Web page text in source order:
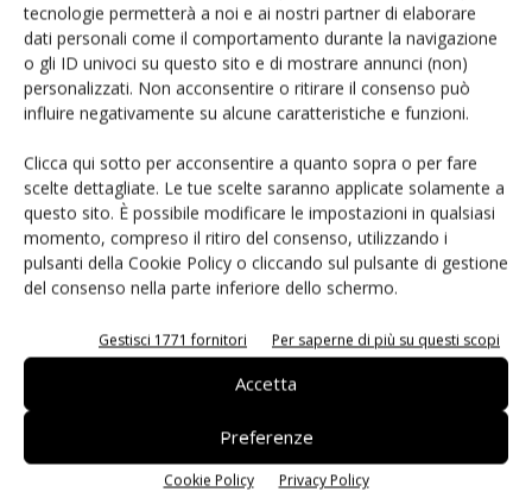
tecnologie permetterà a noi e ai nostri partner di elaborare
dati personali come il comportamento durante la navigazione
o gli ID univoci su questo sito e di mostrare annunci (non)
personalizzati. Non acconsentire o ritirare il consenso può
influire negativamente su alcune caratteristiche e funzioni.
Clicca qui sotto per acconsentire a quanto sopra o per fare
scelte dettagliate. Le tue scelte saranno applicate solamente a
questo sito. È possibile modificare le impostazioni in qualsiasi
momento, compreso il ritiro del consenso, utilizzando i
pulsanti della Cookie Policy o cliccando sul pulsante di gestione
del consenso nella parte inferiore dello schermo.
Gestisci 1771 fornitori Per saperne di più su questi scopi
Accetta
Preferenze
Cookie Policy Privacy Policy
possono fungere anche da master I2S e produrre il clock di
trasmissione. La lunghezza dei dati è variabile (da 3 a 16
bit). L'MB91F467M offre anche otto moduli I2C per il
trasferimento dei dati di controllo. Il dispositivo
l'interfaccia MediaLB e le interfacce I2S che opera
mediante una memoria Fifo e può funzionare in entrambe
le direzioni per DMA, senza interazione della Cpu. Tale
connessione diretta è la caratteristica determinante
dell'MB91F467M che può funzionare come gateway.
Uso del dispositivo MB91F467M come gateway
L''MB91F467M può essere utilizzato come gateway in un
sistema audio veicolare. Un'applicazione prevede il
trasferimento di dati audio tra il bus Most, connesso
tramite MediaLB, e fino a dieci fonti o target di dati audio